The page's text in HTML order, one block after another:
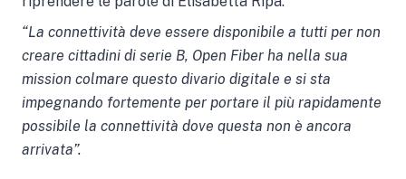
“La connettività deve essere disponibile a tutti per non
creare cittadini di serie B, Open Fiber ha nella sua
mission colmare questo divario digitale e si sta
impegnando fortemente per portare il più rapidamente
possibile la connettività dove questa non è ancora
arrivata”.